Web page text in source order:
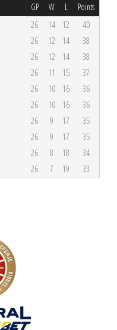
GP W L Points
26 14 12
40
26 12 14
38
26 12 14
38
26 11 15
37
26 10 16
36
26 10 16
36
26 9 17
35
26 9 17
35
26 8 18
34
26 7 19 33